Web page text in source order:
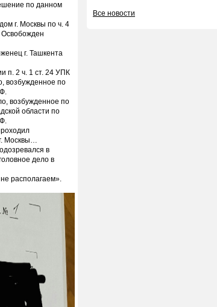
Все новости
по данном
г. Москвы по ч. 4
Освобожден
г. Ташкента
п. 2 ч. 1 ст. 24 УПК
возбужденное по
возбужденное по
области по
Москвы…
в
дело в
располагаем».